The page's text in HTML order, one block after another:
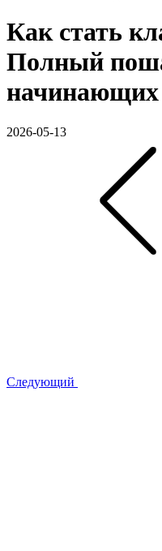
Как стать
Полный
начинающих
2026-05-13
Следующий